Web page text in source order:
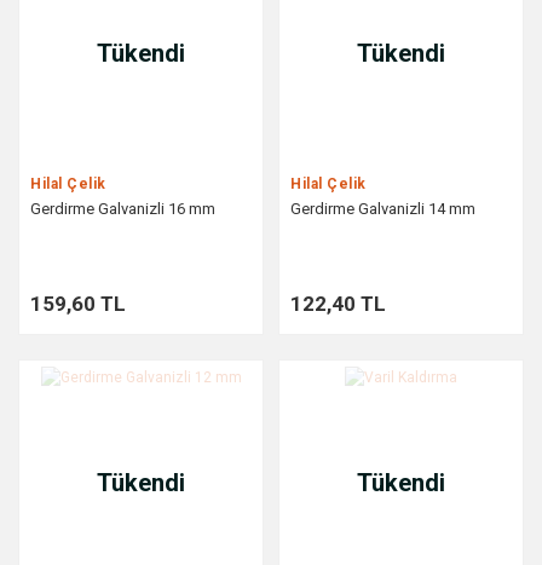
Tükendi
Hilal Çelik
Gerdirme Galvanizli 16 mm
159,60 TL
Tükendi
Hilal Çelik
Gerdirme Galvanizli 14 mm
122,40 TL
Tükendi Tükendi